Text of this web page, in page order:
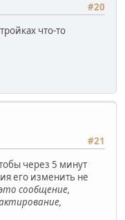
#20
что-то
#21
через 5 минут
его изменить не
сообщение,